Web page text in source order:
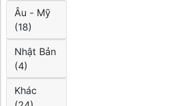
Âu - Mỹ
(18)
Nhật Bản
(4)
Khác